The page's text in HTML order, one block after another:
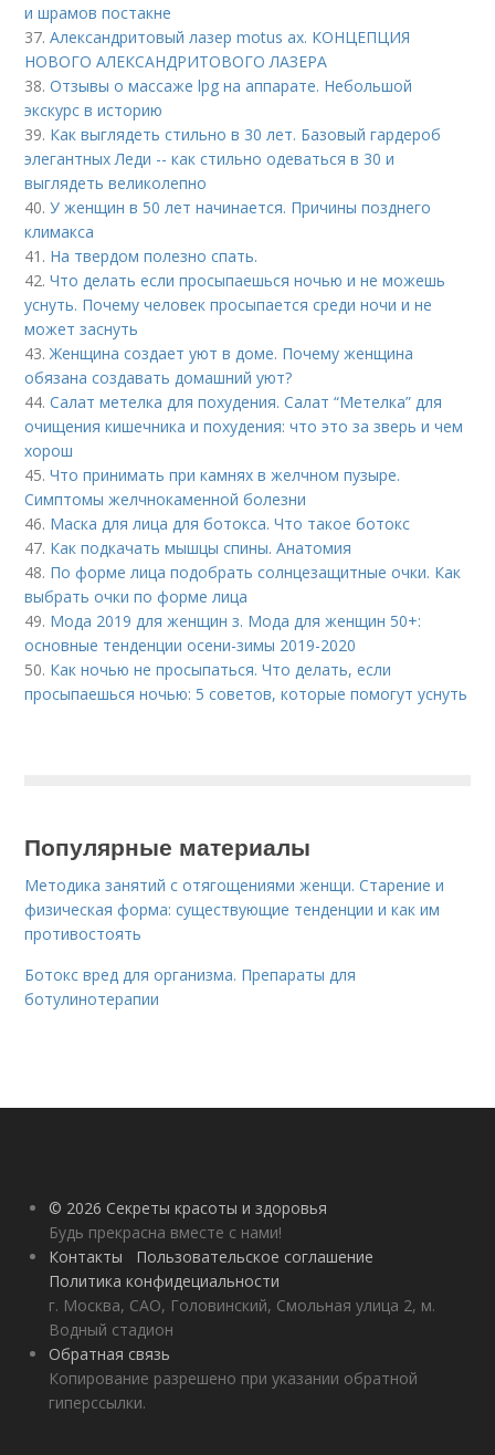
и шрамов постакне
37.Александритовый лазер motus ax. КОНЦЕПЦИЯ
НОВОГО АЛЕКСАНДРИТОВОГО ЛАЗЕРА
38.Отзывы о массаже lpg на аппарате. Небольшой
экскурс в историю
39. Как выглядеть стильно в 30 лет. Базовый гардероб
элегантных Леди -- как стильно одеваться в 30 и
выглядеть великолепно
40.У женщин в 50 лет начинается. Причины позднего
климакса
41. На твердом полезно спать.
42.Что делать если просыпаешься ночью и не можешь
уснуть. Почему человек просыпается среди ночи и не
может заснуть
43.Женщина создает уют в доме. Почему женщина
обязана создавать домашний уют?
44.Салат метелка для похудения. Салат “Метелка” для
очищения кишечника и похудения: что это за зверь и чем
хорош
45.Что принимать при камнях в желчном пузыре.
Симптомы желчнокаменной болезни
46. Маска для лица для ботокса. Что такое ботокс
47. Как подкачать мышцы спины. Анатомия
48. По форме лица подобрать солнцезащитные очки. Как
выбрать очки по форме лица
49. Мода 2019 для женщин з. Мода для женщин 50+:
основные тенденции осени-зимы 2019-2020
50. Как ночью не просыпаться. Что делать, если
просыпаешься ночью: 5 советов, которые помогут уснуть
Популярные материалы
Методика занятий с отягощениями женщи. Старение и
физическая форма: существующие тенденции и как им
противостоять
Ботокс вред для организма. Препараты для
ботулинотерапии
© 2026 Секреты красоты и здоровья
Будь прекрасна вместе с нами!
Контакты
Пользовательское соглашение
Политика конфидециальности
г. Москва, САО, Головинский, Смольная улица 2, м.
Водный стадион
Обратная связь
Копирование разрешено при указании обратной
гиперссылки.